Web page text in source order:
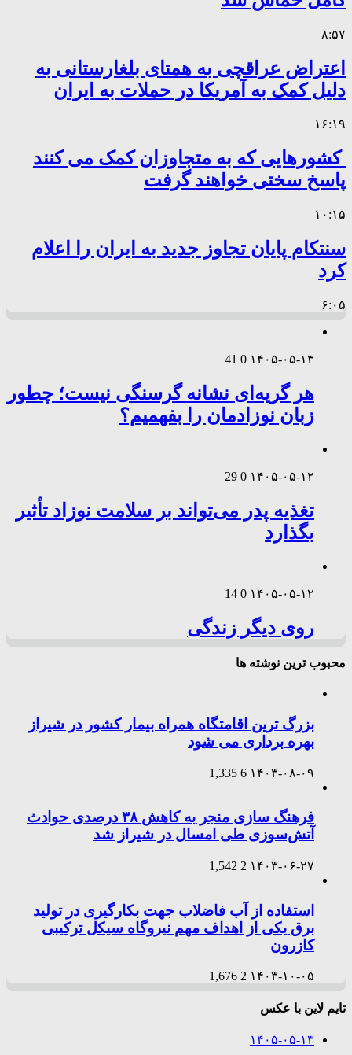
۸:۵۷
اعتراض عراقچی به همتای بلغارستانی به
دلیل کمک به آمریکا در حملات به ایران
۱۶:۱۹
کشورهایی که به متجاوزان کمک می کنند
پاسخ سختی خواهند گرفت
۱۰:۱۵
سنتکام پایان تجاوز جدید به ایران را اعلام
کرد
۶:۰۵
۱۴۰۵-۰۵-۱۳ 0
41
هر گریه‌ای نشانه گرسنگی نیست؛ چطور
زبان نوزادمان را بفهمیم؟
۱۴۰۵-۰۵-۱۲ 0
29
تغذیه پدر می‌تواند بر سلامت نوزاد تأثیر
بگذارد
۱۴۰۵-۰۵-۱۲ 0
14
روی دیگر زندگی
محبوب ترین نوشته ها
بزرگ ترین اقامتگاه همراه بیمار کشور در شیراز
بهره برداری می شود
۱۴۰۳-۰۸-۰۹ 6
1,335
فرهنگ سازی منجر به کاهش ۳۸ درصدی حوادث
آتش‌سوزی طی امسال در شیراز شد
۱۴۰۳-۰۶-۲۷ 2
1,542
استفاده از آب فاضلاب جهت بکارگیری در تولید
برق یکی از اهداف مهم نیروگاه سیکل ترکیبی
کازرون
۱۴۰۳-۱۰-۰۵ 2
1,676
تایم لاین با عکس
۱۴۰۵-۰۵-۱۳